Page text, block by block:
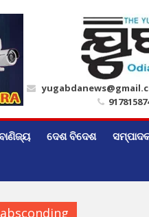
ଦେଶ ବିଦେଶ